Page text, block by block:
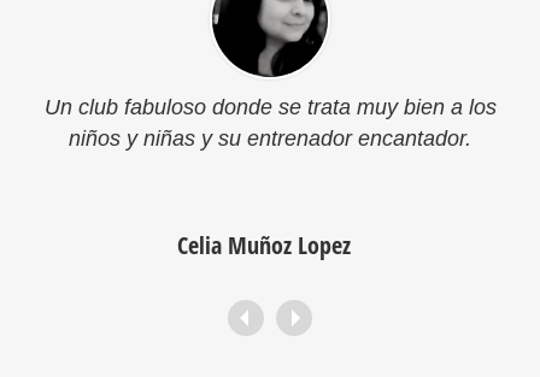
a los
Es un club donde todos los niños y
aprenden mucho y a la vez se divierten.
Ana Muñoz